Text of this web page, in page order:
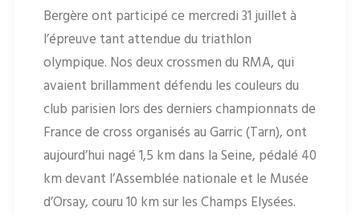
Bergère ont participé ce mercredi 31 juillet à
l’épreuve tant attendue du triathlon
olympique. Nos deux crossmen du RMA, qui
avaient brillamment défendu les couleurs du
club parisien lors des derniers championnats de
France de cross organisés au Garric (Tarn), ont
aujourd’hui nagé 1,5 km dans la Seine, pédalé 40
km devant l’Assemblée nationale et le Musée
d’Orsay, couru 10 km sur les Champs Elysées.